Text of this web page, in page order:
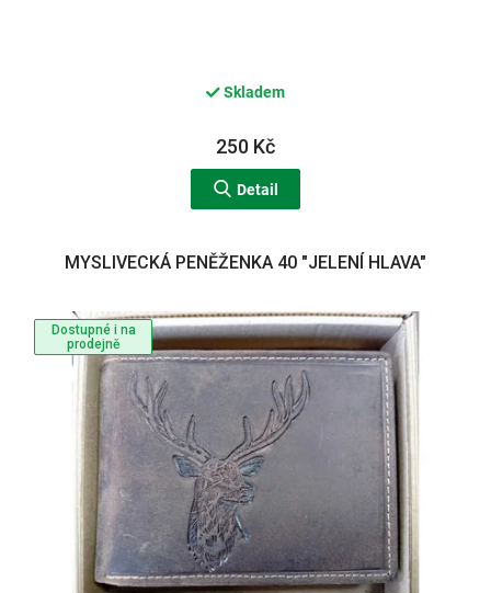
Skladem
250 Kč
Detail
Dostupné i na
prodejně
MYSLIVECKÁ PENĚŽENKA 40 "JELENÍ HLAVA"